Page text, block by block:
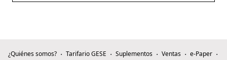
¿Quiénes somos? Tarifario GESE Suplementos Ventas
e-Paper